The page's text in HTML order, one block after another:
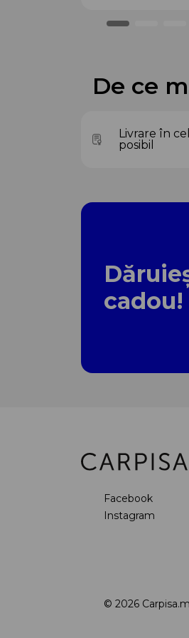
De ce
Livrare în
posibil
cadou!
Facebook
Instagram
© 2026